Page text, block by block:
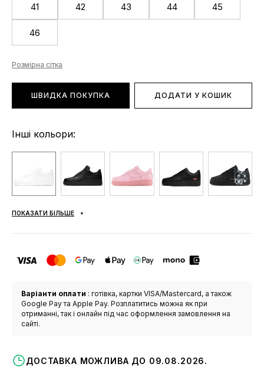
41 42 43 44 45
46
Розмірна сітка
ШВИДКА ПОКУПКА ДОДАТИ У КОШИК
Інші кольори:
ПОКАЗАТИ БІЛЬШЕ
Варіанти оплати : готівка, картки VISA/Mastercard, а також
Google Pay та Apple Pay. Розплатитись можна як при
отриманні, так і онлайн під час оформлення замовлення на
сайті.
ДОСТАВКА МОЖЛИВА ДО 09.08.2026.